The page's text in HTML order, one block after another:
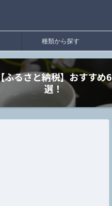
種類から探す
【ふるさと納税】おすすめ6
選！